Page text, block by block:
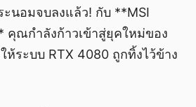
ะนอมจบลงแล้ว! กับ **MSI
คุณกำลังก้าวเข้าสู่ยุคใหม่ของ
ห้ระบบ RTX 4080 ถูกทิ้งไว้ข้าง